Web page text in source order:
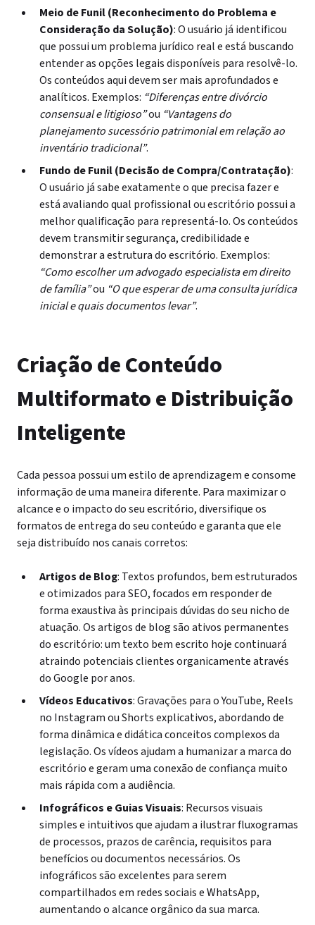
Meio de Funil (Reconhecimento do Problema e
Consideração da Solução): O usuário já identificou
que possui um problema jurídico real e está buscando
entender as opções legais disponíveis para resolvê-lo.
Os conteúdos aqui devem ser mais aprofundados e
analíticos. Exemplos: “Diferenças entre divórcio
consensual e litigioso”ou “Vantagens do
planejamento sucessório patrimonial em relação ao
inventário tradicional”.
Fundo de Funil (Decisão de Compra/Contratação):
O usuário já sabe exatamente o que precisa fazer e
está avaliando qual profissional ou escritório possui a
melhor qualificação para representá-lo. Os conteúdos
devem transmitir segurança, credibilidade e
demonstrar a estrutura do escritório. Exemplos:
“Como escolher um advogado especialista em direito
de família”ou “O que esperar de uma consulta jurídica
inicial e quais documentos levar”.
Criação de Conteúdo
Multiformato e Distribuição
Inteligente
Cada pessoa possui um estilo de aprendizagem e consome
informação de uma maneira diferente. Para maximizar o
alcance e o impacto do seu escritório, diversifique os
formatos de entrega do seu conteúdo e garanta que ele
seja distribuído nos canais corretos:
Artigos de Blog: Textos profundos, bem estruturados
e otimizados para SEO, focados em responder de
forma exaustiva às principais dúvidas do seu nicho de
atuação. Os artigos de blog são ativos permanentes
do escritório: um texto bem escrito hoje continuará
atraindo potenciais clientes organicamente através
do Google por anos.
Vídeos Educativos: Gravações para o YouTube, Reels
no Instagram ou Shorts explicativos, abordando de
forma dinâmica e didática conceitos complexos da
legislação. Os vídeos ajudam a humanizar a marca do
escritório e geram uma conexão de confiança muito
mais rápida com a audiência.
Infográficos e Guias Visuais: Recursos visuais
simples e intuitivos que ajudam a ilustrar fluxogramas
de processos, prazos de carência, requisitos para
benefícios ou documentos necessários. Os
infográficos são excelentes para serem
compartilhados em redes sociais e WhatsApp,
aumentando o alcance orgânico da sua marca.